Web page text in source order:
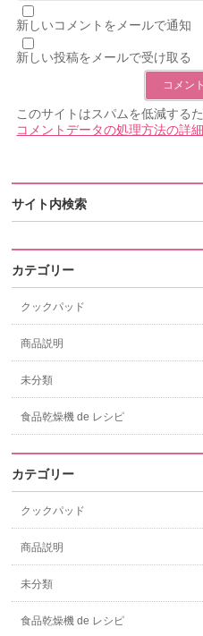
新しいコメントをメールで通知
新しい投稿をメールで受け取る
このサイトはスパムを低減する
コメントデータの処理方法の詳
サイト内検索
カテゴリー
クックパッド
商品説明
未分類
食品乾燥機 de レシピ
カテゴリー
クックパッド
商品説明
未分類
食品乾燥機 de レシピ